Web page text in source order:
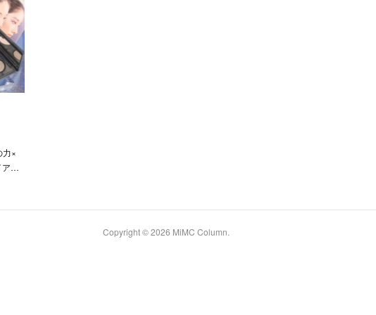
力×
ア…
Copyright ©2026 MiMC Column.